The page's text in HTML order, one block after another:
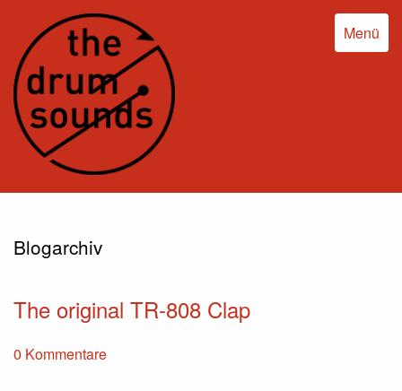
Menü
Blogarchiv
The original TR-808 Clap
0 Kommentare